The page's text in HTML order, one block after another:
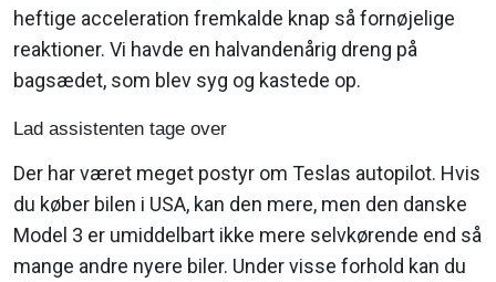
heftige acceleration fremkalde knap så fornøjelige
reaktioner. Vi havde en halvandenårig dreng på
bagsædet, som blev syg og kastede op.
Lad assistenten tage over
Der har været meget postyr om Teslas autopilot. Hvis
du køber bilen i USA, kan den mere, men den danske
Model 3 er umiddelbart ikke mere selvkørende end så
mange andre nyere biler. Under visse forhold kan du